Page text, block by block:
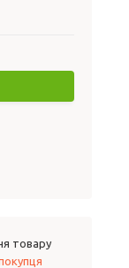
товару